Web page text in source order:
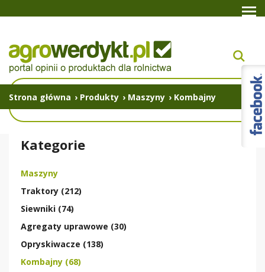
Strona główna › Produkty › Maszyny › Kombajny
Kategorie
Maszyny
Traktory (212)
Siewniki (74)
Agregaty uprawowe (30)
Opryskiwacze (138)
Kombajny (68)